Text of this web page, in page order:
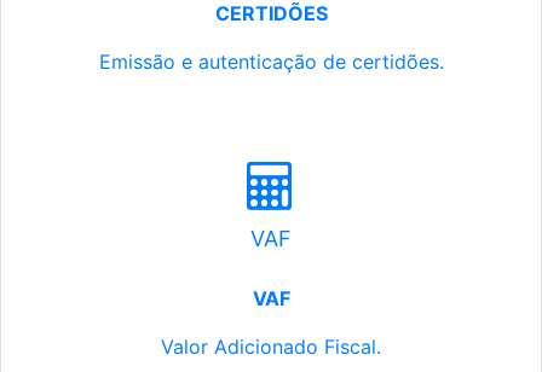
CERTIDÕES
Emissão e autenticação de certidões.
VAF
VAF
Valor Adicionado Fiscal.